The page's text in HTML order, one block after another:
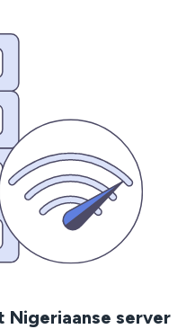
Nigeriaanse server